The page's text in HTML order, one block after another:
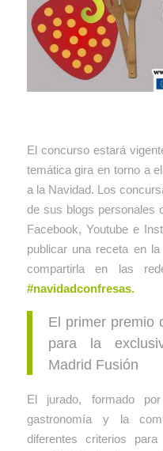
El concurso estará
temática gira en torno a
a la Navidad. Los
de sus blogs personales
Facebook, Youtube e
publicar una receta en
compartirla en las
#navidadconfresas.
El primer premio
para la
Madrid Fusión
El jurado, formado
gastronomía y la
diferentes criterios